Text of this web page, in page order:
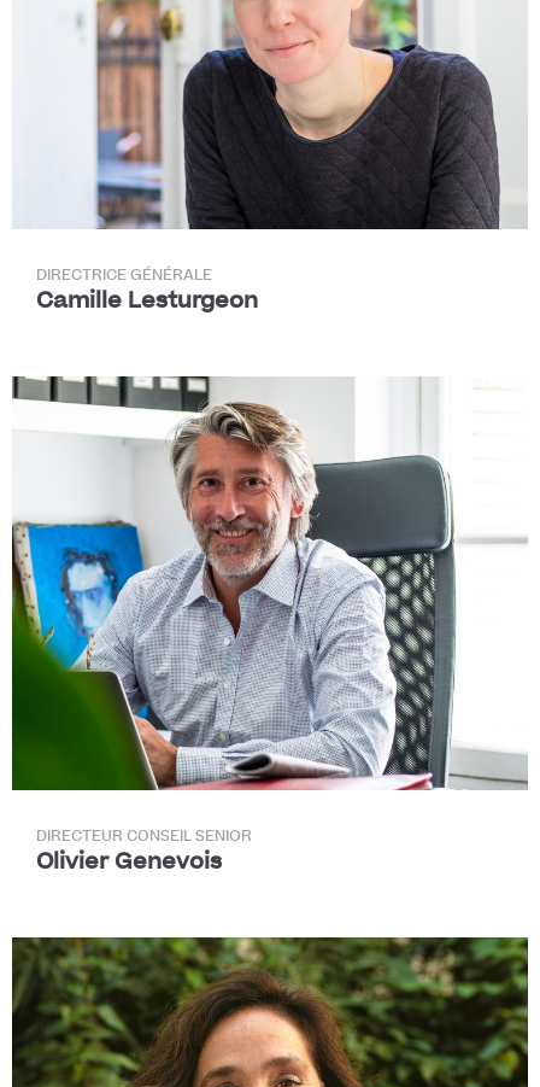
DIRECTRICE GÉNÉRALE
Camille Lesturgeon
DIRECTEUR CONSEIL SENIOR
Olivier Genevois